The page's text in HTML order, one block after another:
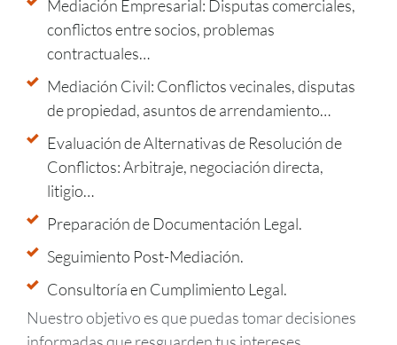
Mediación Empresarial: Disputas comerciales,
conflictos entre socios, problemas
contractuales…
Mediación Civil: Conflictos vecinales, disputas
de propiedad, asuntos de arrendamiento…
Evaluación de Alternativas de Resolución de
Conflictos: Arbitraje, negociación directa,
litigio…
Preparación de Documentación Legal.
Seguimiento Post-Mediación.
Consultoría en Cumplimiento Legal.
Nuestro objetivo es que puedas tomar decisiones